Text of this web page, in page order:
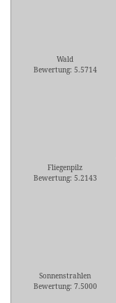
Wald
Bewertung: 5.5714
Fliegenpilz
Bewertung: 5.2143
Sonnenstrahlen
Bewertung: 7.5000